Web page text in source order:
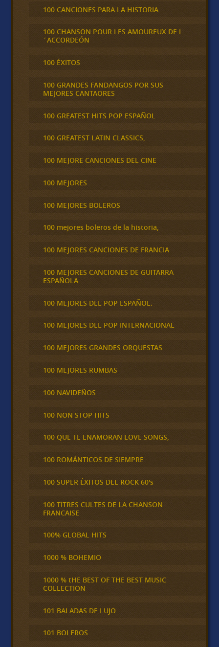
100 CANCIONES PARA LA HISTORIA
100 CHANSON POUR LES AMOUREUX DE L
´ACCORDEÓN
100 ÉXITOS
100 GRANDES FANDANGOS POR SUS
MEJORES CANTAORES
100 GREATEST HITS POP ESPAÑOL
100 GREATEST LATIN CLASSICS,
100 MEJORE CANCIONES DEL CINE
100 MEJORES
100 MEJORES BOLEROS
100 mejores boleros de la historia,
100 MEJORES CANCIONES DE FRANCIA
100 MEJORES CANCIONES DE GUITARRA
ESPAÑOLA
100 MEJORES DEL POP ESPAÑOL.
100 MEJORES DEL POP INTERNACIONAL
100 MEJORES GRANDES ORQUESTAS
100 MEJORES RUMBAS
100 NAVIDEÑOS
100 NON STOP HITS
100 QUE TE ENAMORAN LOVE SONGS,
100 ROMÁNTICOS DE SIEMPRE
100 SUPER ÉXITOS DEL ROCK 60's
100 TITRES CULTES DE LA CHANSON
FRANCAISE
100% GLOBAL HITS
1000 % BOHEMIO
1000 % tHE BEST OF THE BEST MUSIC
COLLECTION
101 BALADAS DE LUJO
101 BOLEROS